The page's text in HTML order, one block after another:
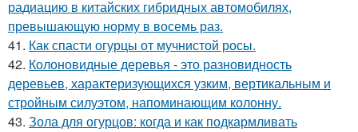
радиацию в китайских гибридных автомобилях,
превышающую норму в восемь раз.
41. Как спасти огурцы от мучнистой росы.
42. Колоновидные деревья - это разновидность
деревьев, характеризующихся узким, вертикальным и
стройным силуэтом, напоминающим колонну.
43. Зола для огурцов: когда и как подкармливать